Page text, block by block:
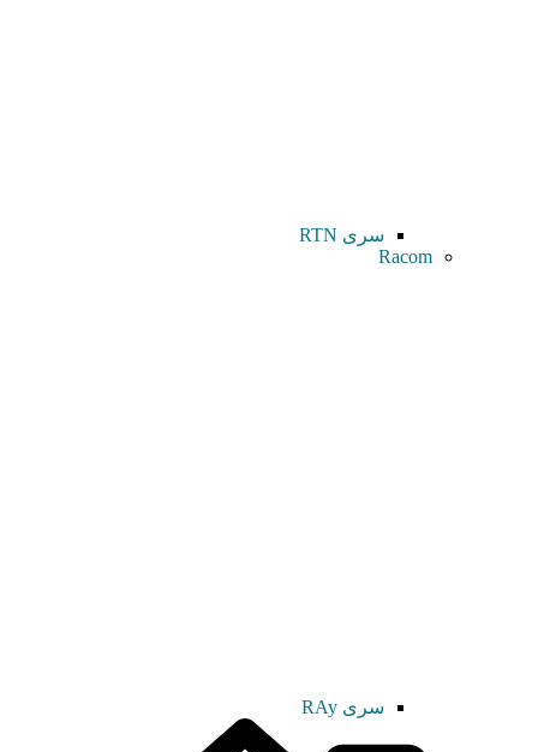
سری RTN
Racom
سری RAy